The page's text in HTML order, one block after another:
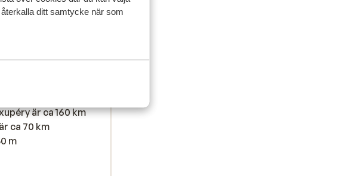
ditt samtycke när som
är ca 160 km
ca 70 km
m